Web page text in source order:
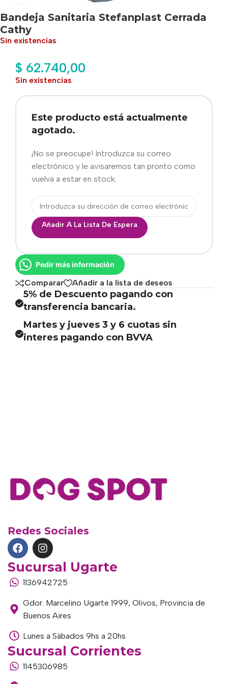
Bandeja Sanitaria Stefanplast Cerrada
Cathy
Sin existencias
$ 62.740,00
Sin existencias
Este producto está actualmente
agotado.
¡No se preocupe! Introduzca su correo
electrónico y le avisaremos tan pronto como
vuelva a estar en stock.
Añadir A La Lista De Espera
Pedir más información
Comparar Añadir a la lista de deseos
5% de Descuento pagando con
transferencia bancaria.
Martes y jueves 3 y 6 cuotas sin
interes pagando con BVVA
Redes Sociales
Sucursal Ugarte
1136942725
Gdor. Marcelino Ugarte 1999, Olivos, Provincia de
Buenos Aires
Lunes a Sábados 9hs a 20hs
Sucursal Corrientes
1145306985